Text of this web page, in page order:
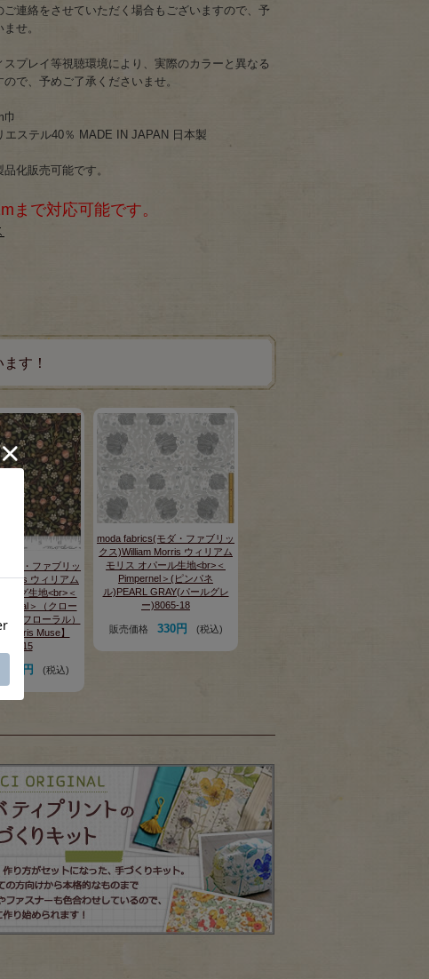
ご連絡をさせていただく場合もございますので、予
せ。
スプレイ等視聴環境により、実際のカラーと異なる
で、予めご了承くださいませ。
巾
エステル40％ MADE IN JAPAN 日本製
化販売可能です。
まで対応可能です。
す！
モダ・ファブリッ
ウィリアム
ング生地<br>＜
Floral＞（クロー
ル・フローラル）
Morris Muse】
15
220円 (税込)
moda fabrics(モダ・ファブリッ
クス)William Morris ウィリアム
モリス オパール生地<br>＜
Pimpernel＞(ピンパネ
ル)PEARL GRAY(パールグレ
ー)8065-18
販売価格 330円 (税込)